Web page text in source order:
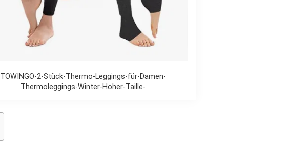
TOWINGO-2-Stück-Thermo-Leggings-für-Damen-
Thermoleggings-Winter-Hoher-Taille-